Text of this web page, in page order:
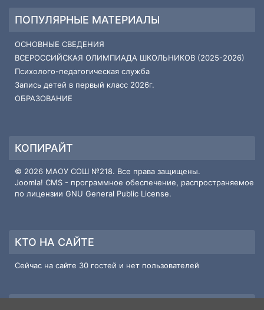
ПОПУЛЯРНЫЕ МАТЕРИАЛЫ
ОСНОВНЫЕ СВЕДЕНИЯ
ВСЕРОССИЙСКАЯ ОЛИМПИАДА ШКОЛЬНИКОВ (2025-2026)
Психолого-педагогическая служба
Запись детей в первый класс 2026г.
ОБРАЗОВАНИЕ
КОПИРАЙТ
© 2026 МАОУ СОШ №218. Все права защищены.
Joomla! CMS - программное обеспечение, распространяемое
по лицензии GNU General Public License.
КТО НА САЙТЕ
Сейчас на сайте 30 гостей и нет пользователей